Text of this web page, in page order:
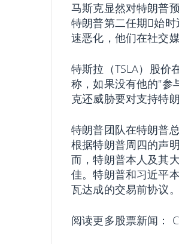
马斯克显然对特朗普
特朗普第二任期𫔭始
速恶化，他们在社交
特斯拉（TSLA）股价
称，如果没有他的"参
克还威胁要对支持特
特朗普团队在特朗普
根据特朗普周四的声
而，特朗普本人及其
佳。特朗普和习近平
瓦达成的交易前协议。
阅读更多股票新闻：